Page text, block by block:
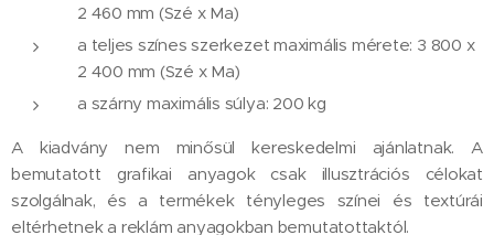
2 460 mm (Szé x Ma)
a teljes színes szerkezet maximális mérete: 3 800 x
2 400 mm (Szé x Ma)
a szárny maximális súlya: 200 kg
A kiadvány nem minősül kereskedelmi ajánlatnak. A
bemutatott grafikai anyagok csak illusztrációs célokat
szolgálnak, és a termékek tényleges színei és textúrái
eltérhetnek a reklám anyagokban bemutatottaktól.